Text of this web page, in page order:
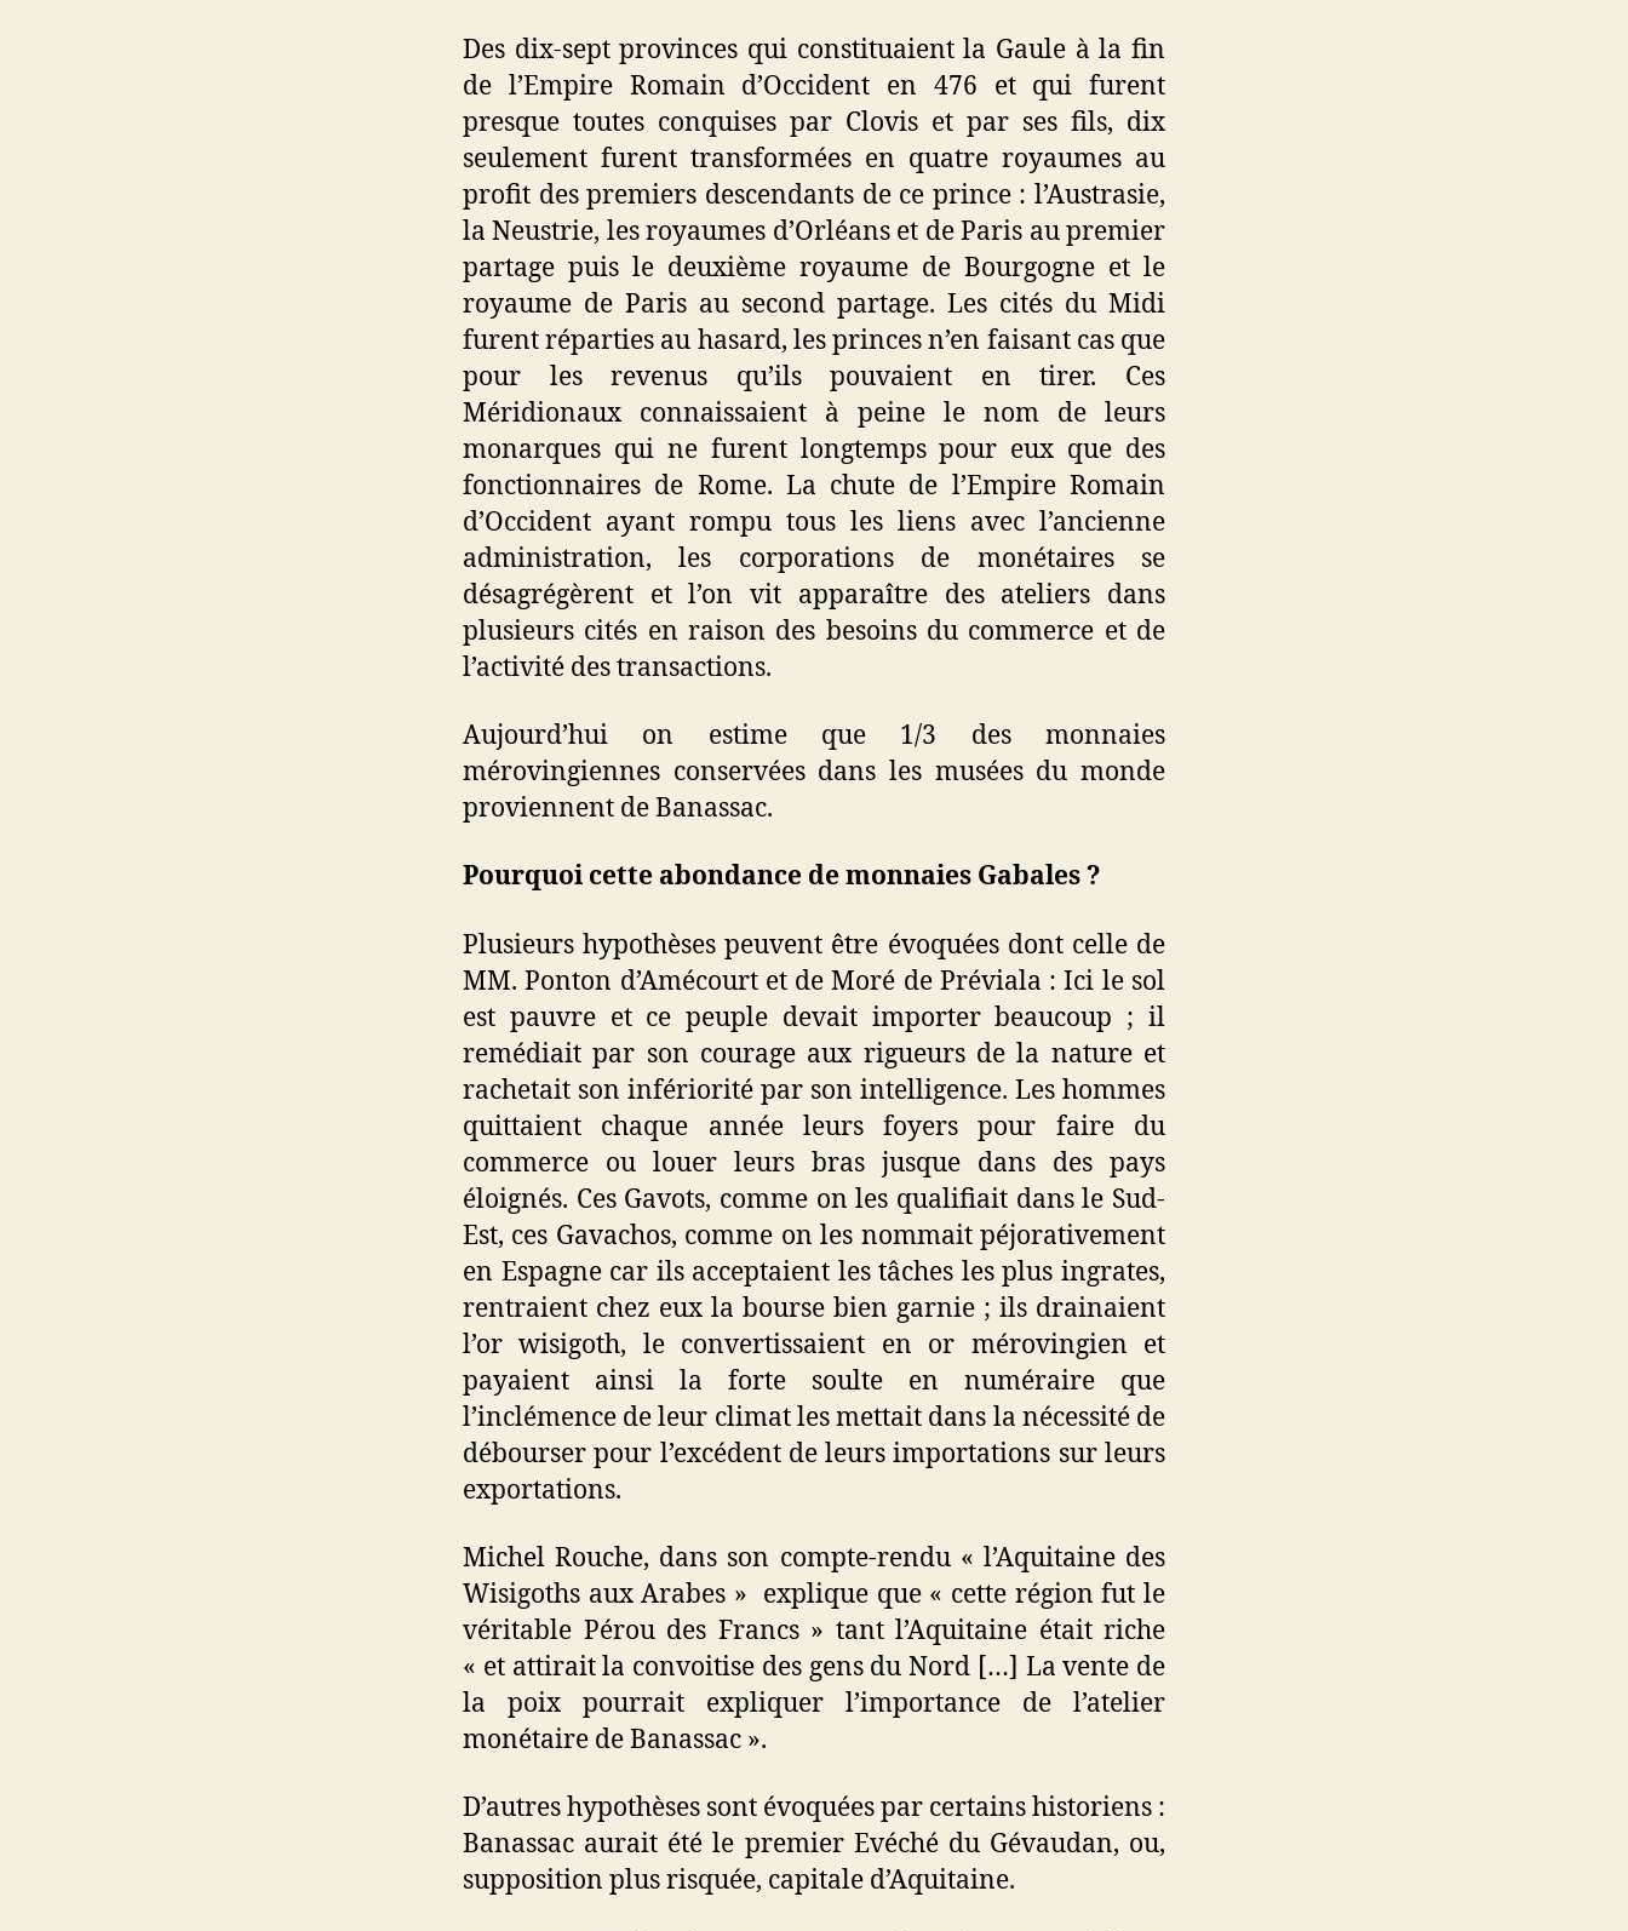
Des dix-sept provinces qui constituaient la Gaule à la fin
de l’Empire Romain d’Occident en 476 et qui furent
presque toutes conquises par Clovis et par ses fils, dix
seulement furent transformées en quatre royaumes au
profit des premiers descendants de ce prince : l’Austrasie,
la Neustrie, les royaumes d’Orléans et de Paris au premier
partage puis le deuxième royaume de Bourgogne et le
royaume de Paris au second partage. Les cités du Midi
furent réparties au hasard, les princes n’en faisant cas que
pour les revenus qu’ils pouvaient en tirer. Ces
Méridionaux connaissaient à peine le nom de leurs
monarques qui ne furent longtemps pour eux que des
fonctionnaires de Rome. La chute de l’Empire Romain
d’Occident ayant rompu tous les liens avec l’ancienne
administration, les corporations de monétaires se
désagrégèrent et l’on vit apparaître des ateliers dans
plusieurs cités en raison des besoins du commerce et de
l’activité des transactions.
Aujourd’hui on estime que 1/3 des monnaies
mérovingiennes conservées dans les musées du monde
proviennent de Banassac.
Pourquoi cette abondance de monnaies Gabales ?
Plusieurs hypothèses peuvent être évoquées dont celle de
MM. Ponton d’Amécourt et de Moré de Préviala : Ici le sol
est pauvre et ce peuple devait importer beaucoup ; il
remédiait par son courage aux rigueurs de la nature et
rachetait son infériorité par son intelligence. Les hommes
quittaient chaque année leurs foyers pour faire du
commerce ou louer leurs bras jusque dans des pays
éloignés. Ces Gavots, comme on les qualifiait dans le Sud-
Est, ces Gavachos, comme on les nommait péjorativement
en Espagne car ils acceptaient les tâches les plus ingrates,
rentraient chez eux la bourse bien garnie ; ils drainaient
l’or wisigoth, le convertissaient en or mérovingien et
payaient ainsi la forte soulte en numéraire que
l’inclémence de leur climat les mettait dans la nécessité de
débourser pour l’excédent de leurs importations sur leurs
exportations.
Michel Rouche, dans son compte-rendu « l’Aquitaine des
Wisigoths aux Arabes » explique que « cette région fut le
véritable Pérou des Francs » tant l’Aquitaine était riche
« et attirait la convoitise des gens du Nord […] La vente de
la poix pourrait expliquer l’importance de l’atelier
monétaire de Banassac ».
D’autres hypothèses sont évoquées par certains historiens :
Banassac aurait été le premier Evéché du Gévaudan, ou,
supposition plus risquée, capitale d’Aquitaine.